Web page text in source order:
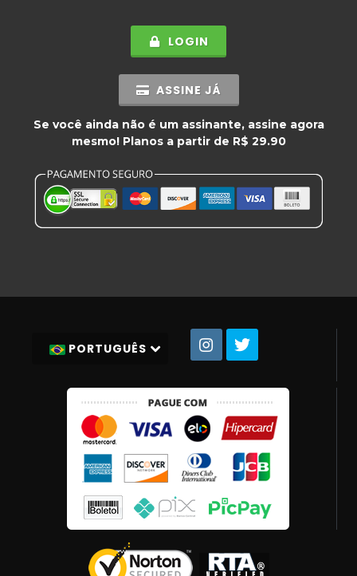
LOGIN
ASSINE JÁ
Se você ainda não é um assinante, assine agora
mesmo! Planos a partir de R$ 29.90
PORTUGUÊS